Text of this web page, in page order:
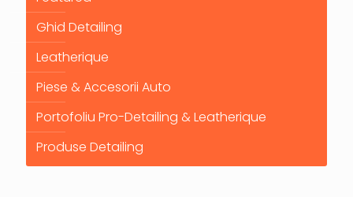
Ghid Detailing
Leatherique
Piese & Accesorii Auto
Portofoliu Pro-Detailing & Leatherique
Produse Detailing